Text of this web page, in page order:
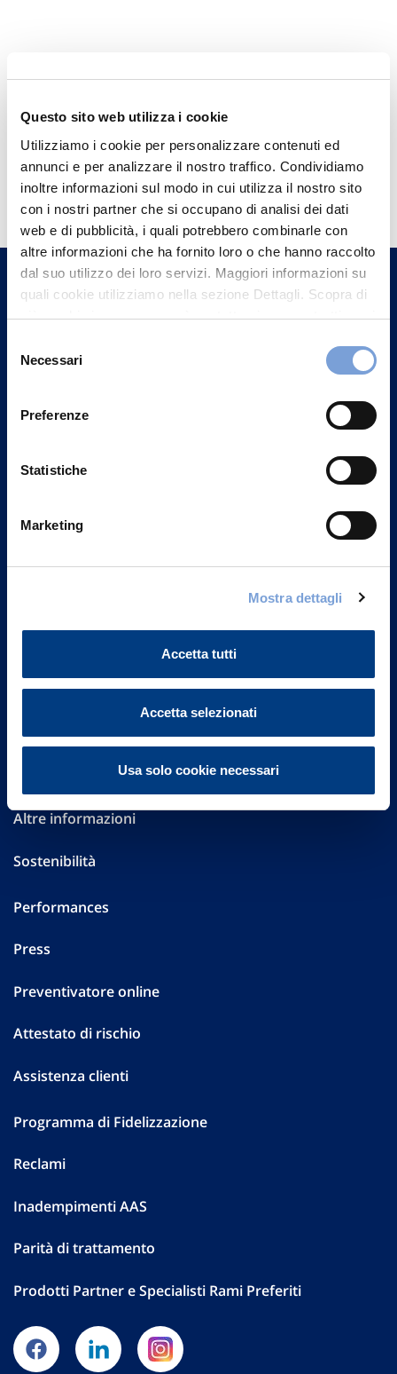
Questo sito web utilizza i cookie
Utilizziamo i cookie per personalizzare contenuti ed
annunci e per analizzare il nostro traffico. Condividiamo
inoltre informazioni sul modo in cui utilizza il nostro sito
con i nostri partner che si occupano di analisi dei dati
web e di pubblicità, i quali potrebbero combinarle con
altre informazioni che ha fornito loro o che hanno raccolto
dal suo utilizzo dei loro servizi. Maggiori informazioni su
quali cookie utilizziamo nella sezione Dettagli. Scopra di
più su chi siamo, come può contattarci e come trattiamo i
può trovare nel footer del sito nella sezione "Informativa
delNecessari
Preferenze
Statistiche
Marketing
Mostra dettagli
Accetta tutti
Accetta selezionati
Usa solo cookie necessari
Hai bisogno di
informazioni?
Trova l'Agenzia più vicina a te e parla con
un nostro Agente.
20149 Milano
FAQ
Governance
Investor Relations
Altre informazioni
Sostenibilità
Performances
Press
Preventivatore online
Attestato di rischio
Assistenza clienti
Programma di Fidelizzazione
Reclami
Inadempimenti AAS
Parità di trattamento
Prodotti Partner e Specialisti Rami Preferiti